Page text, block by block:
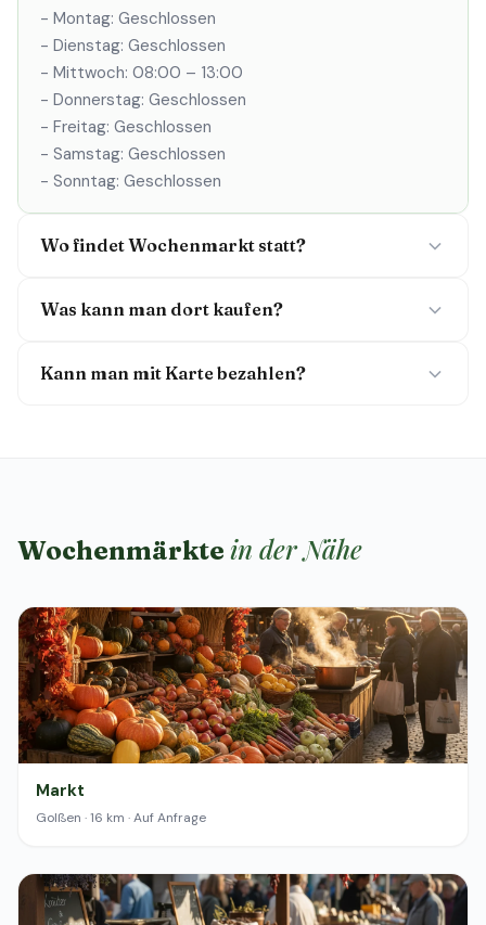
- Montag: Geschlossen
- Dienstag: Geschlossen
- Mittwoch: 08:00 – 13:00
- Donnerstag: Geschlossen
- Freitag: Geschlossen
- Samstag: Geschlossen
- Sonntag: Geschlossen
Wo findet Wochenmarkt statt?
Was kann man dort kaufen?
Kann man mit Karte bezahlen?
Wochenmärkte in der Nähe
Markt
Golßen · 16 km · Auf Anfrage